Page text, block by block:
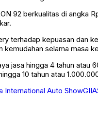
92 berkualitas di angka
terhadap kepuasan dan
kemudahan selama masa
jasa hingga 4 tahun atau
10 tahun atau
International Auto Show